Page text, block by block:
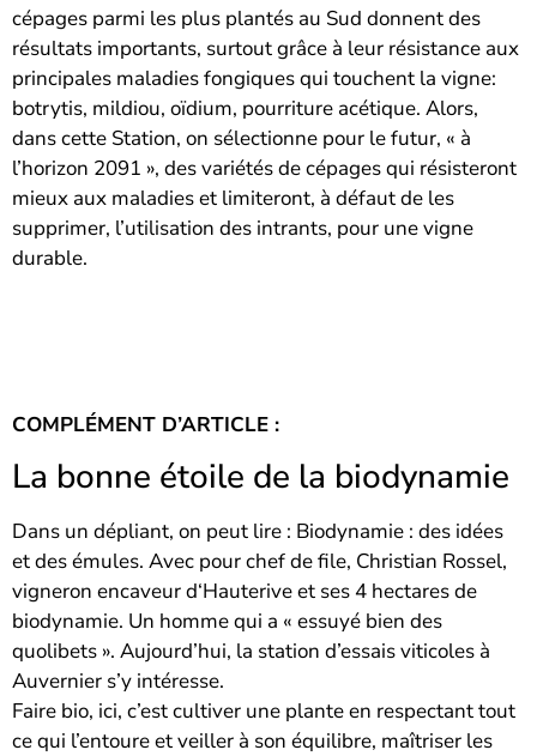
cépages parmi les plus plantés au Sud donnent des
résultats importants, surtout grâce à leur résistance aux
principales maladies fongiques qui touchent la vigne:
botrytis, mildiou, oïdium, pourriture acétique. Alors,
dans cette Station, on sélectionne pour le futur, « à
l’horizon 2091 », des variétés de cépages qui résisteront
mieux aux maladies et limiteront, à défaut de les
supprimer, l’utilisation des intrants, pour une vigne
durable.
COMPLÉMENT D’ARTICLE :
La bonne étoile de la biodynamie
Dans un dépliant, on peut lire : Biodynamie : des idées
et des émules. Avec pour chef de file, Christian Rossel,
vigneron encaveur d‘Hauterive et ses 4 hectares de
biodynamie. Un homme qui a « essuyé bien des
quolibets ». Aujourd’hui, la station d’essais viticoles à
Auvernier s’y intéresse.
Faire bio, ici, c’est cultiver une plante en respectant tout
ce qui l’entoure et veiller à son équilibre, maîtriser les